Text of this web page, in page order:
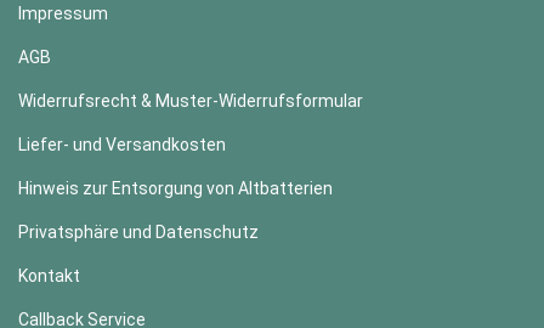
Impressum
AGB
Widerrufsrecht & Muster-Widerrufsformular
Liefer- und Versandkosten
Hinweis zur Entsorgung von Altbatterien
Privatsphäre und Datenschutz
Kontakt
Callback Service